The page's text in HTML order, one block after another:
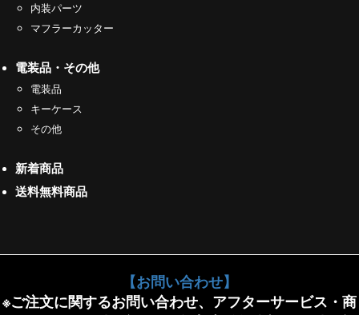
内装パーツ
マフラーカッター
電装品・その他
電装品
キーケース
その他
新着商品
送料無料商品
【お問い合わせ】
※ご注文に関するお問い合わせ、アフターサービス・商